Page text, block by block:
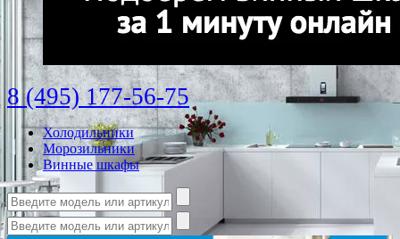
8 (495) 177-56-75
Холодильники
Морозильники
Винные шкафы